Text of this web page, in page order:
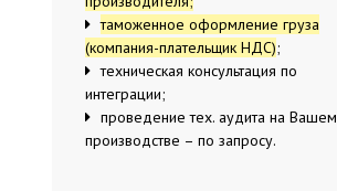
таможенное оформление груза
(компания-плательщик НДС);
техническая консультация по
интеграции;
проведение тех. аудита на Вашем
производстве – по запросу.